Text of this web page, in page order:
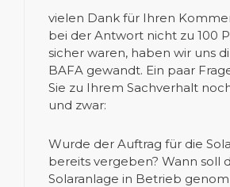
vielen Dank für Ihren
bei der Antwort nicht zu 100
sicher waren, haben wir uns
BAFA gewandt. Ein paar
Sie zu Ihrem Sachverhalt
und zwar:
Wurde der Auftrag für die
bereits vergeben? Wann soll
Solaranlage in Betrieb